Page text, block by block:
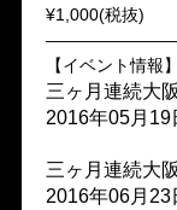
¥1,000(税抜)
【イベント情報】
三ヶ月連続大
2016年05月19
三ヶ月連続大
2016年06月23